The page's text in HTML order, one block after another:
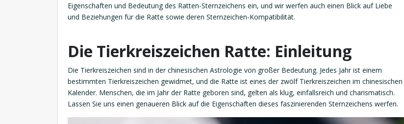
Eigenschaften und Bedeutung des Ratten-Sternzeichens ein, und wir werfen auch einen Blick auf Liebe
und Beziehungen für die Ratte sowie deren Sternzeichen-Kompatibilität.
Die Tierkreiszeichen Ratte: Einleitung
Die Tierkreiszeichen sind in der chinesischen Astrologie von großer Bedeutung. Jedes Jahr ist einem
bestimmten Tierkreiszeichen gewidmet, und die Ratte ist eines der zwölf Tierkreiszeichen im chinesischen
Kalender. Menschen, die im Jahr der Ratte geboren sind, gelten als klug, einfallsreich und charismatisch.
Lassen Sie uns einen genaueren Blick auf die Eigenschaften dieses faszinierenden Sternzeichens werfen.